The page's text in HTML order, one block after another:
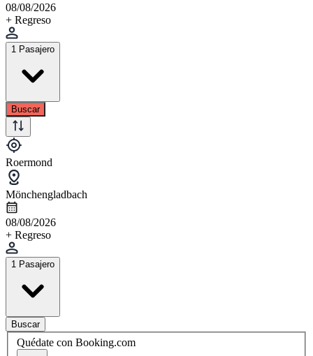
08/08/2026
+ Regreso
1 Pasajero
Buscar
Roermond
Mönchengladbach
08/08/2026
+ Regreso
1 Pasajero
Buscar
Quédate con Booking.com